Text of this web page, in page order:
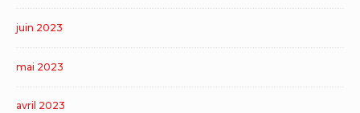
juin 2023
mai 2023
avril 2023